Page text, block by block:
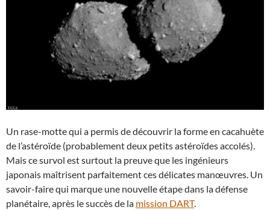
Un rase-motte qui a permis de découvrir la forme en cacahuète
de l’astéroïde (probablement deux petits astéroïdes accolés).
Mais ce survol est surtout la preuve que les ingénieurs
japonais maîtrisent parfaitement ces délicates manœuvres. Un
savoir-faire qui marque une nouvelle étape dans la défense
planétaire, après le succès de la mission DART.